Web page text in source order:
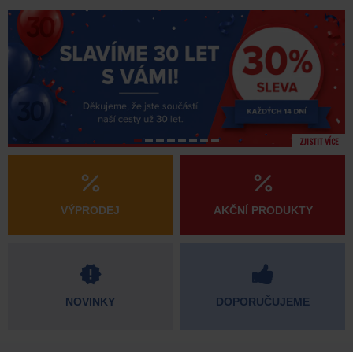
ZJISTIT VÍCE
VÝPRODEJ
NOVINKY
AKČNÍ PRODUKTY
DOPORUČUJEME